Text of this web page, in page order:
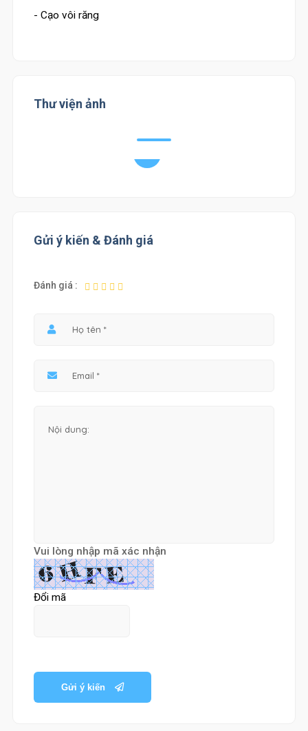
- Cạo vôi răng
Thư viện ảnh
Gửi ý kiến & Đánh giá
Đánh giá :
Vui lòng nhập mã xác nhận
Đổi mã
Gửi ý kiến